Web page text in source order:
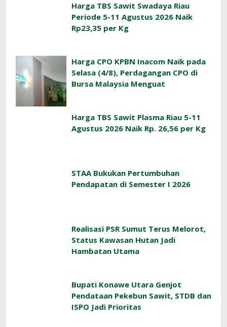
Harga TBS Sawit Swadaya Riau
Periode 5-11 Agustus 2026 Naik
Rp23,35 per Kg
Harga CPO KPBN Inacom Naik pada
Selasa (4/8), Perdagangan CPO di
Bursa Malaysia Menguat
Harga TBS Sawit Plasma Riau 5-11
Agustus 2026 Naik Rp. 26,56 per Kg
STAA Bukukan Pertumbuhan
Pendapatan di Semester I 2026
Realisasi PSR Sumut Terus Melorot,
Status Kawasan Hutan Jadi
Hambatan Utama
Bupati Konawe Utara Genjot
Pendataan Pekebun Sawit, STDB dan
ISPO Jadi Prioritas